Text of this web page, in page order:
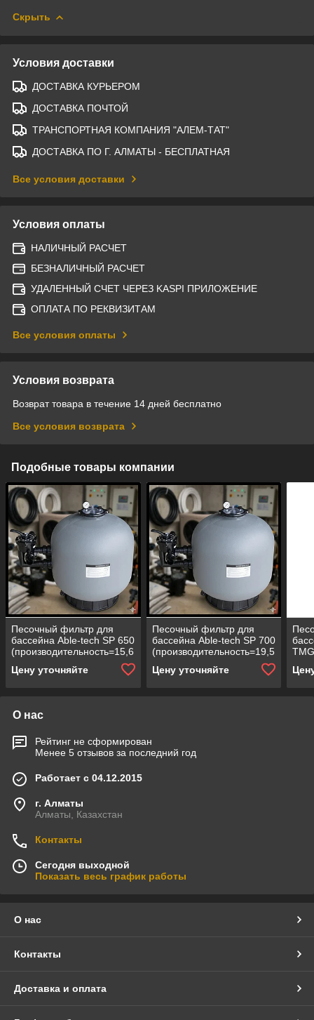
Скрыть
Условия доставки
ДОСТАВКА КУРЬЕРОМ
ДОСТАВКА ПОЧТОЙ
ТРАНСПОРТНАЯ КОМПАНИЯ "АЛЕМ-ТАТ"
ДОСТАВКА ПО Г. АЛМАТЫ - БЕСПЛАТНАЯ
Все условия доставки
Условия оплаты
НАЛИЧНЫЙ РАСЧЕТ
БЕЗНАЛИЧНЫЙ РАСЧЕТ
УДАЛЕННЫЙ СЧЕТ ЧЕРЕЗ KASPI ПРИЛОЖЕНИЕ
ОПЛАТА ПО РЕКВИЗИТАМ
Все условия оплаты
Условия возврата
Возврат товара в течение 14 дней бесплатно
Все условия возврата
Подобные товары компании
Песочный фильтр для
бассейна Able-tech SP 650
(производительность=15,6
боковой клапан)
Цену уточняйте
Песочный фильтр для
бассейна Able-tech SP 700
(производительность=19,5
боковой клапан)
Цену уточняйте
м3/
О нас
Рейтинг не сформирован
Менее 5 отзывов за последний год
Работает с 04.12.2015
г. Алматы
Алматы, Казахстан
Контакты
Сегодня выходной
Показать весь график работы
О нас
Контакты
Доставка и оплата